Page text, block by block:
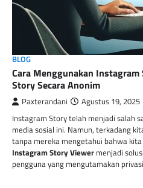
BLOG
Cara Menggunakan
Story Secara Anonim
Paxterandani Agustus 19, 2025
Instagram Story telah menjadi salah
media sosial ini. Namun, terkadang
tanpa mereka mengetahui bahwa
Instagram Story Viewer menjadi
pengguna yang mengutamakan